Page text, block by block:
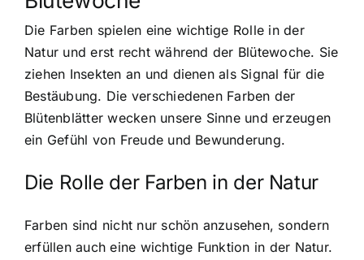
Die Farben spielen eine wichtige Rolle in der
Natur und erst recht während der Blütewoche. Sie
ziehen Insekten an und dienen als Signal für die
Bestäubung. Die verschiedenen Farben der
Blütenblätter wecken unsere Sinne und erzeugen
ein Gefühl von Freude und Bewunderung.
Die Rolle der Farben in der Natur
Farben sind nicht nur schön anzusehen, sondern
erfüllen auch eine wichtige Funktion in der Natur.